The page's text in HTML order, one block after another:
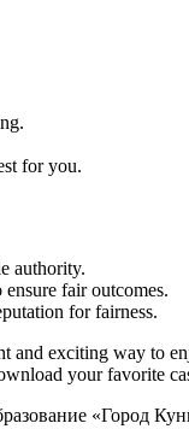
for you.
authority.
fair outcomes.
for fairness.
exciting way to
your favorite
«Город